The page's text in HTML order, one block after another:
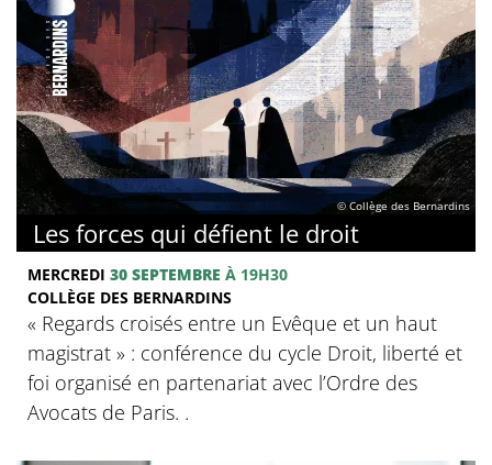
© Collège des Bernardins
Les forces qui défient le droit
MERCREDI 30 SEPTEMBRE À 19H30
COLLÈGE DES BERNARDINS
« Regards croisés entre un Evêque et un haut
magistrat » : conférence du cycle Droit, liberté et
foi organisé en partenariat avec l’Ordre des
Avocats de Paris. .